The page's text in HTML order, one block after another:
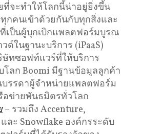
ที่จะทำให้โลกนี้น่าอยู่ยิ่งขึ้น
กคนเข้าด้วยกันกับทุกสิ่งและ
เป็นผู้บุกเบิกแพลตฟอร์มบูรณ
ด์ในฐานะบริการ (iPaaS)
ษัทซอฟท์แวร์ที่ให้บริการ
โลก Boomi มีฐานข้อมูลลูกค้า
รรดาผู้จำหน่ายแพลตฟอร์ม
อข่ายพันธมิตรทั่วโลก
– รวมถึง Accenture,
ละ Snowflake องค์กรระดับ